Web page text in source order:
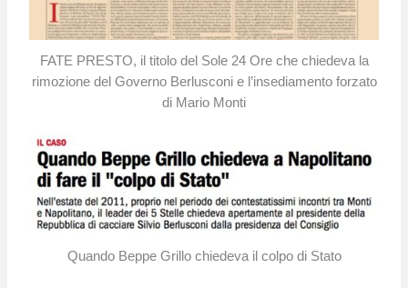
FATE PRESTO, il titolo del Sole 24 Ore che chiedeva la
rimozione del Governo Berlusconi e l’insediamento forzato
di Mario Monti
Quando Beppe Grillo chiedeva il colpo di Stato